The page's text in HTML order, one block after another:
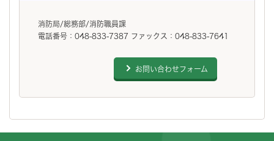
消防局/総務部/消防職員課
電話番号：048-833-7387 ファックス：048-833-7641
お問い合わせフォーム